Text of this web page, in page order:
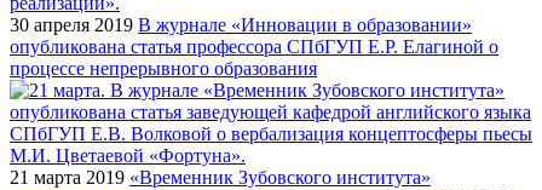
30 апреля 2019 В журнале «Инновации в образовании»
опубликована статья профессора СПбГУП Е.Р. Елагиной о
процессе непрерывного образования
21 марта 2019 «Временник Зубовского института»